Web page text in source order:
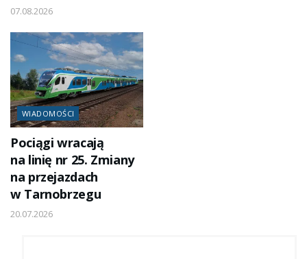
07.08.2026
WIADOMOŚCI
Pociągi wracają
na linię nr 25. Zmiany
na przejazdach
w Tarnobrzegu
20.07.2026